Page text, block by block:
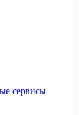
сервисы